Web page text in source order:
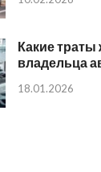
Какие траты
владельца
18.01.2026